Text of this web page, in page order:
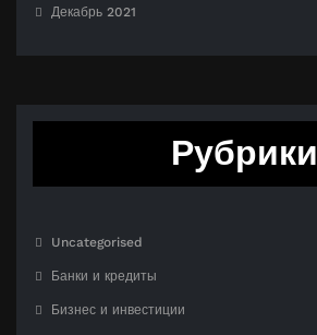
Декабрь 2021
Рубрики
Uncategorised
Банки и кредиты
Бизнес и инвестиции